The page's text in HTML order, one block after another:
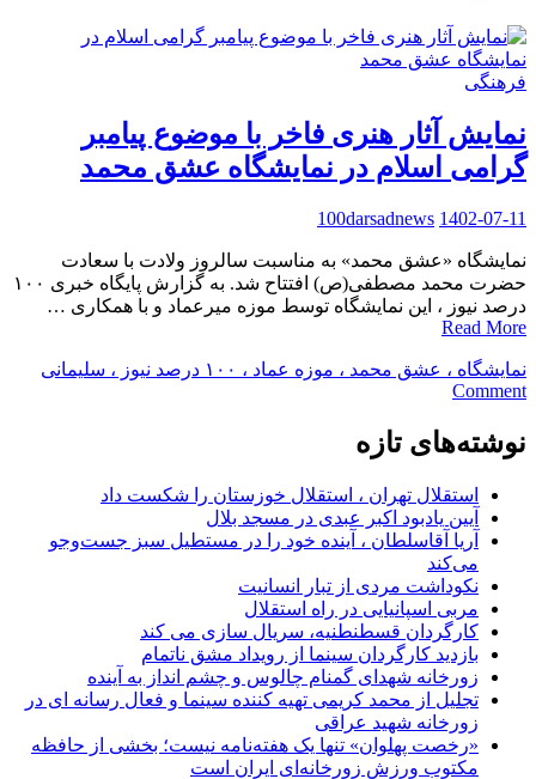
فرهنگی
نمایش آثار هنری فاخر با موضوع پیامبر
گرامی اسلام در نمایشگاه عشق محمد
100darsadnews 1402-07-11
نمایشگاه «عشق محمد» به مناسبت سالروز ولادت با سعادت
حضرت محمد مصطفی(ص) افتتاح شد. به گزارش پایگاه خبری ۱۰۰
درصد نیوز ، این نمایشگاه توسط موزه میرعماد و با همکاری …
Read More
نمایشگاه ، عشق محمد ، موزه عماد ، ۱۰۰ درصد نیوز ، سلیمانی
Comment
on
آثار
هنری
با
موضوع
پیامبر
گرامی
اسلام
در
نمایشگاه
عشق
محمد
نوشته‌های تازه
استقلال تهران ، استقلال خوزستان را شکست داد
آیین یادبود اکبر عبدی در مسجد بلال
آریا آقاسلطان ، آینده خود را در مستطیل سبز جست‌وجو
می‌کند
نکوداشت مردی از تبار انسانیت
مربی اسپانیایی در راه استقلال
کارگردان قسطنطنیه، سریال سازی می کند
بازدید کارگردان سینما از رویداد مشق ناتمام
زورخانه شهدای گمنام چالوس و چشم انداز به آینده
تجلیل از محمد کریمی تهیه کننده سینما و فعال رسانه ای در
زورخانه شهید عراقی
«رخصت پهلوان» تنها یک هفته‌نامه نیست؛ بخشی از حافظه
مکتوب ورزش زورخانه‌ای ایران است